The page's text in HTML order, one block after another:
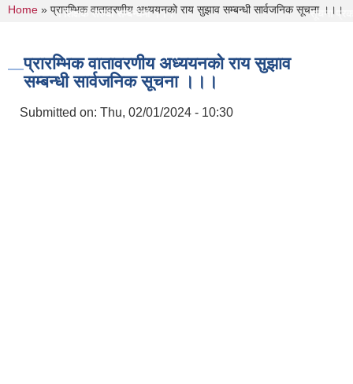
पदमा स्थायी शिक्षक सरुवा सम्बन्धमा ।।। सूचना
You are here
Home » प्रारम्भिक वातावरणीय अध्ययनको राय सुझाव सम्बन्धी सार्वजनिक सूचना ।।।
प्रारम्भिक वातावरणीय अध्ययनको राय सुझाव
सम्बन्धी सार्वजनिक सूचना ।।।
Submitted on: Thu, 02/01/2024 - 10:30